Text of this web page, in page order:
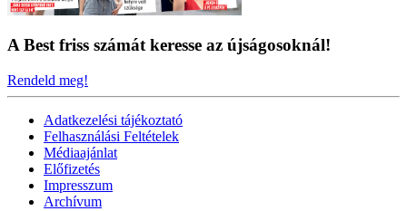
A Best friss számát keresse az újságosoknál!
Rendeld meg!
Adatkezelési tájékoztató
Felhasználási Feltételek
Médiaajánlat
Előfizetés
Impresszum
Archívum